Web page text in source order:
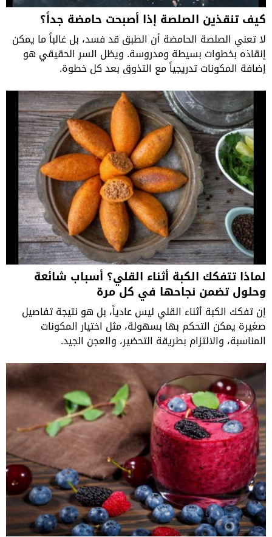
كيف تنقذين الصلصة إذا أصبحت حامضة جداً؟
لا تعني الصلصة الحامضة أن الطبق قد فسد، بل غالباً ما يمكن
إنقاذه بخطوات بسيطة ومدروسة. ويظل السر الحقيقي هو
إضافة المكونات تدريجياً مع التذوق بعد كل خطوة.
لماذا تتفكك الكبة أثناء القلي؟ أسباب شائعة
وحلول تضمن نجاحها في كل مرة
إن تفكك الكبة أثناء القلي ليس عادياً، بل هو نتيجة تفاصيل
صغيرة يمكن التحكم بها بسهولة، مثل اختيار المكونات
المناسبة، والالتزام بطريقة التحضير، والعجن الجيد.